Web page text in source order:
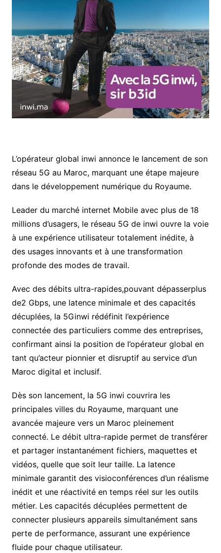
L’opérateur global inwi annonce le lancement de son
réseau 5G au Maroc, marquant une étape majeure
dans le développement numérique du Royaume.
Leader du marché internet Mobile avec plus de 18
millions d’usagers, le réseau 5G de inwi ouvre la voie
à une expérience utilisateur totalement inédite, à
des usages innovants et à une transformation
profonde des modes de travail.
Avec des débits ultra-rapides,pouvant dépasserplus
de2 Gbps, une latence minimale et des capacités
décuplées, la 5Ginwi rédéfinit l’expérience
connectée des particuliers comme des entreprises,
confirmant ainsi la position de l’opérateur global en
tant qu’acteur pionnier et disruptif au service d’un
Maroc digital et inclusif.
Dès son lancement, la 5G inwi couvrira les
principales villes du Royaume, marquant une
avancée majeure vers un Maroc pleinement
connecté. Le débit ultra-rapide permet de transférer
et partager instantanément fichiers, maquettes et
vidéos, quelle que soit leur taille. La latence
minimale garantit des visioconférences d’un réalisme
inédit et une réactivité en temps réel sur les outils
métier. Les capacités décuplées permettent de
connecter plusieurs appareils simultanément sans
perte de performance, assurant une expérience
fluide pour chaque utilisateur.